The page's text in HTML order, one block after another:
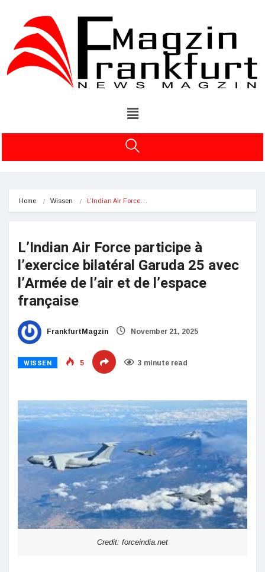
Home Wissen L’Indian Air Force…
L’Indian Air Force participe à
l’exercice bilatéral Garuda 25 avec
l’Armée de l’air et de l’espace
française
FrankfurtMagzin November 21, 2025
WISSEN 5 3 minute read
Credit: forceindia.net